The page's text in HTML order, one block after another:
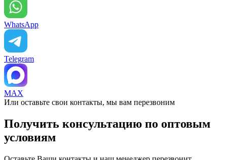
WhatsApp
Telegram
MAX
Или оставьте свои контакты, мы вам перезвоним
Получить консультацию по оптовым
условиям